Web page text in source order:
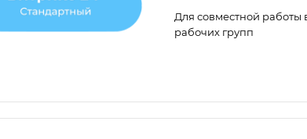
Для совместной
рабочих групп